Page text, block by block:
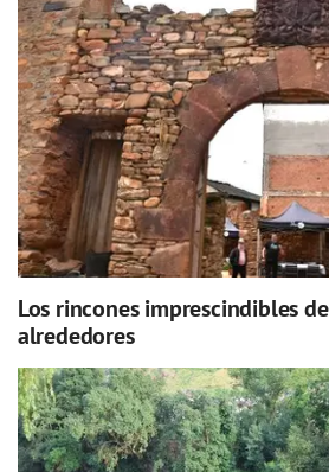
Los rincones imprescindibles
alrededores